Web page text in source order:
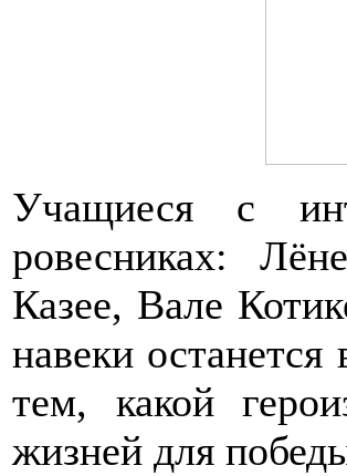
Учащиеся с
ровесниках:
Казее, Вале
навеки
тем, какой
жизней для